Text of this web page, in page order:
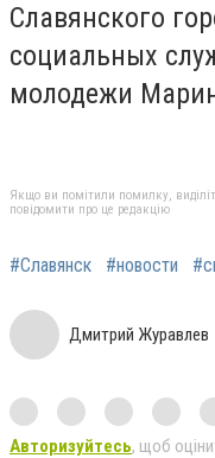
Славянского
социальных
молодежи
Якщо ви помітили помилку,
повідомити про це редакцію
#Славянск #новости
Дмитрий Журавлев
Авторизуйтесь, щоб